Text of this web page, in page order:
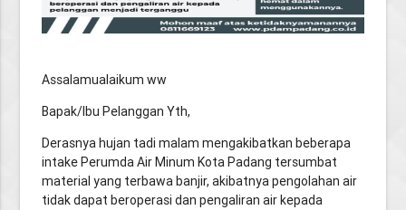
Assalamualaikum ww
Bapak/Ibu Pelanggan Yth,
Derasnya hujan tadi malam mengakibatkan beberapa
intake Perumda Air Minum Kota Padang tersumbat
material yang terbawa banjir, akibatnya pengolahan air
tidak dapat beroperasi dan pengaliran air kepada